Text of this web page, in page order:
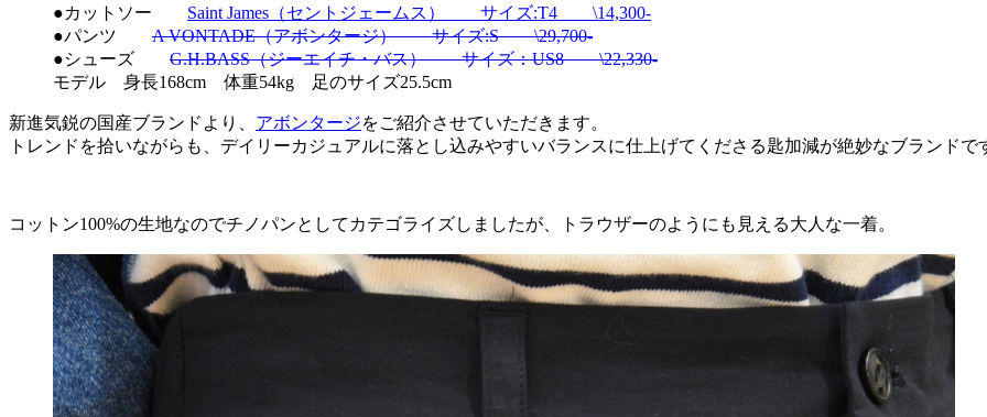
●カットソー Saint James（セントジェームス） サイズ:T4 \14,300-
●パンツ A VONTADE（アボンタージ） サイズ:S \29,700-
●シューズ G.H.BASS（ジーエイチ・バス） サイズ：US8 \22,330-
モデル 身長168cm 体重54kg 足のサイズ25.5cm
新進気鋭の国産ブランドより、 アボンタージをご紹介させていただきます。
トレンドを拾いながらも、デイリーカジュアルに落とし込みやすいバランスに仕上げてくださる匙加減が絶妙なブランドで
コットン100%の生地なのでチノパンとしてカテゴライズしましたが、トラウザーのようにも見える大人な一着。